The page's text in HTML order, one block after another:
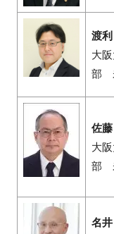
渡
大
部
佐
大
部
名